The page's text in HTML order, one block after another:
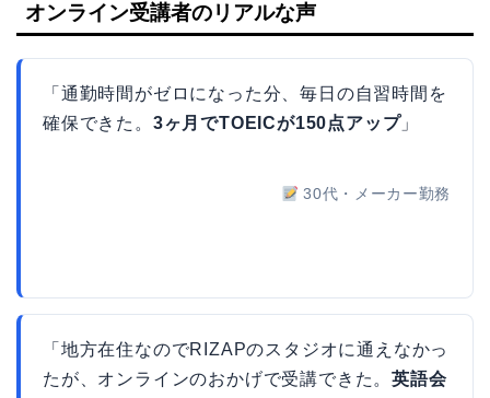
オンライン受講者のリアルな声
「通勤時間がゼロになった分、毎日の自習時間を
確保できた。 3ヶ月でTOEICが150点アップ」
30代・メーカー勤務
「地方在住なのでRIZAPのスタジオに通えなかっ
たが、オンラインのおかげで受講できた。英語会